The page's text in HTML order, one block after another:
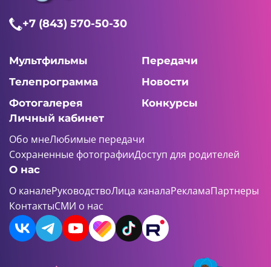
+7 (843) 570-50-30
Мультфильмы
Передачи
Телепрограмма
Новости
Фотогалерея
Конкурсы
Личный кабинет
Обо мнеЛюбимые передачи
Сохраненные фотографииДоступ для родителей
О нас
О каналеРуководствоЛица каналаРекламаПартнеры
КонтактыСМИ о нас